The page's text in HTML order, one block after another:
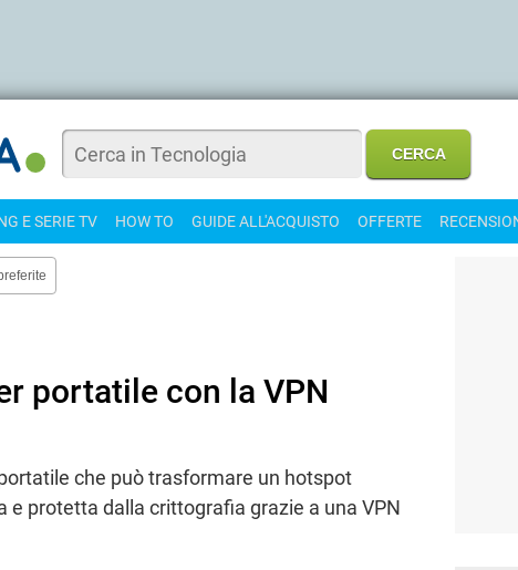
E SERIE TV HOW TO GUIDE ALL'ACQUISTO OFFERTE
portatile con la VPN
che può trasformare un hotspot
e protetta dalla crittografia grazie a una VPN